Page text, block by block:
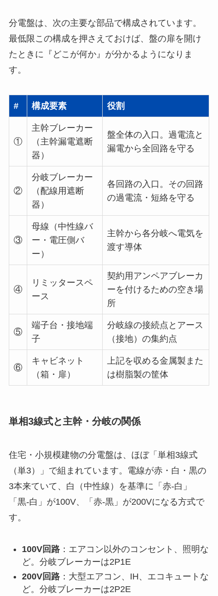
分電盤は、次の主要な部品で構成されています。
最低限この構成を押さえておけば、盤の扉を開け
たときに『どこが何か』が分かるようになりま
す。
# 構成要素 役割
①
主幹ブレーカー
（主幹漏電遮断
器）
盤全体の入口。過電流と
漏電から全回路を守る
②
分岐ブレーカー
（配線用遮断
器）
各回路の入口。その回路
の過電流・短絡を守る
③
母線（中性線バ
ー・電圧側バ
ー）
主幹から各分岐へ電気を
渡す導体
④
リミッタースペ
ース
契約用アンペアブレーカ
ーを付けるための空き場
所
⑤
端子台・接地端
子
分岐線の接続点とアース
（接地）の集約点
⑥
キャビネット
（箱・扉）
上記を収める金属製また
は樹脂製の筐体
単相3線式と主幹・分岐の関係
住宅・小規模建物の分電盤は、ほぼ「単相3線式
（単3）」で組まれています。電線が赤・白・黒の
3本来ていて、白（中性線）を基準に「赤-白」
「黒-白」が100V、「赤-黒」が200Vになる方式で
す。
100V回路：エアコン以外のコンセント、照明な
ど。分岐ブレーカーは2P1E
200V回路：大型エアコン、IH、エコキュートな
ど。分岐ブレーカーは2P2E